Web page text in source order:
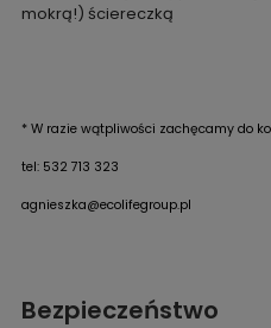
mokrą!) ściereczką
* W razie wątpliwości zachęcamy do
tel: 532 713 323
agnieszka@ecolifegroup.pl
Bezpieczeństwo